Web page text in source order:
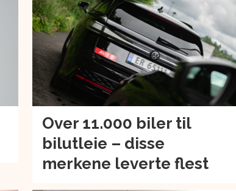
Over 11.000 biler til
bilutleie – disse
merkene leverte flest